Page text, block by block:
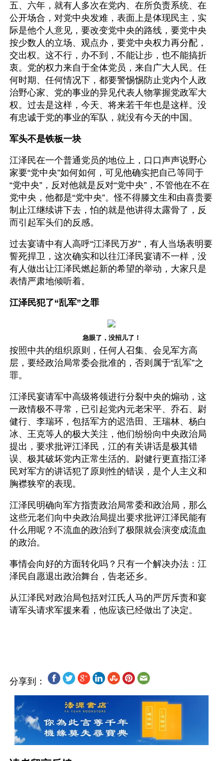
五、六年，就有人多次在党内、在所负责系统、在
公开场合，对党中央发难，表面上是体现民主，实
际是他个人意见，要改变党中央的路线，要党中央
按少数人的立场、观点办，要党中央权力再分配，
交出权。这不行，办不到，不能让步，也不能搞折
衷。党的权力来自于全体党员，来自广大人民。任
何时期、任何情况下，都要警惕惕防止党内个人政
治野心家、党的事业的异见代表人物掌握党政军大
权。过去是这样，今天、将来若干年也是这样。没
有忠诚于党的事业的军队，就没有今天的中国。
军头不是铁板一块
江泽民在一个普通党员的地位上，口口声声说野心
家要“党中央”如何如何，可见他确实把自己等同于
“党中央”，反对他就是反对“党中央”，不管他在不在
党中央，他都是“党中央”。怪不得滕文生和由喜贵要
制止江继续讲下去，怕的就是他讲得太露骨了，反
而引起军头们的反感。
过去宴请中有人高呼“江泽民万岁”，有人当场表明要
誓死捍卫，这次确实和以往江泽民宴请不一样，没
有人做出让江泽民燃起新的希望的举动，大家只是
表情严肃地倾听着。
江泽民犯了“乱军”之罪
急眼了，没招儿了！
按照中共的组织原则，任何人召集、会见军方高
层，要经政治局常委会批准的，否则属于“乱军”之
罪。
江泽民宴请军中高级将领进行分裂中央的煽动，这
一政情极不寻常，已引起党内元老宋平、乔石、尉
健行、李瑞环，包括军方的迟浩田、王瑞林、杨白
冰、王克等人的极大关注，他们纷纷向中央政治局
提出，要求批评江泽民，江的有关讲话是极其错
误、极其破坏党内正常生活的。尉健行更直指江泽
民对军方的讲话犯了原则性的错误，是个人主义和
胸襟狭窄的表现。
江泽民明确向军方指责政治局常委和政治局，那么
这些元老们向中央政治局提出要求批评江泽民能有
什么用呢？不流血的政治到了极限就会演变成流血
的政治。
事情会向好的方面转化吗？只有一个解决办法：江
泽民自愿退出政治舞台，告老还乡。
从江泽民对政治局包括对江氏人马的严厉斥责和宴
请军头请求军援来看，他应该已经做出了决定。
分享到：